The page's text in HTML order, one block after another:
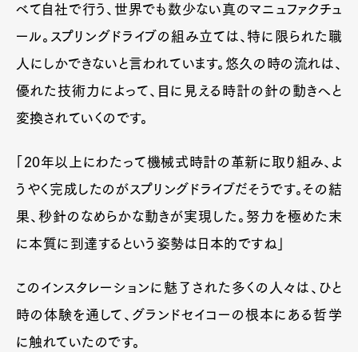
べて自社で行う、世界でも数少ない真のマニュファクチュ
ール。スプリングドライブの組み立ては、特に限られた職
人にしかできないと言われています。悠久の時の流れは、
優れた技術力によって、目に見える時計の針の動きへと
変換されていくのです。
「20年以上にわたって機械式時計の革新に取り組み、よ
うやく完成したのがスプリングドライブだそうです。その結
果、秒針のなめらかな動きが実現した。努力を極めた末
に本質に到達するという姿勢は日本的ですね」
このインスタレーションに魅了された多くの人々は、ひと
時の体験を通して、グランドセイコーの根本にある哲学
に触れていたのです。